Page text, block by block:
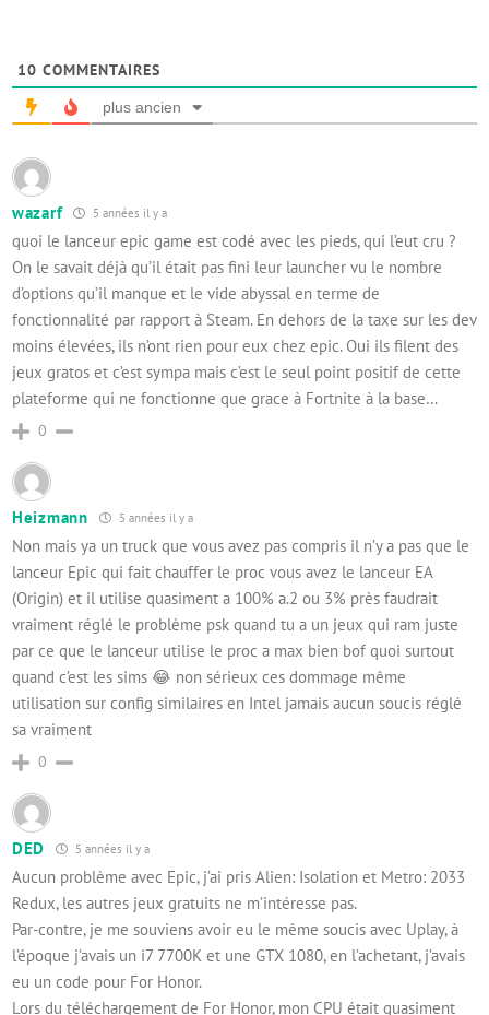
10 COMMENTAIRES
plus ancien
wazarf 5 années il y a
quoi le lanceur epic game est codé avec les pieds, qui l’eut cru ?
On le savait déjà qu’il était pas fini leur launcher vu le nombre
d’options qu’il manque et le vide abyssal en terme de
fonctionnalité par rapport à Steam. En dehors de la taxe sur les dev
moins élevées, ils n’ont rien pour eux chez epic. Oui ils filent des
jeux gratos et c’est sympa mais c’est le seul point positif de cette
plateforme qui ne fonctionne que grace à Fortnite à la base…
0
Heizmann 5 années il y a
Non mais ya un truck que vous avez pas compris il n’y a pas que le
lanceur Epic qui fait chauffer le proc vous avez le lanceur EA
(Origin) et il utilise quasiment a 100% a.2 ou 3% près faudrait
vraiment réglé le problème psk quand tu a un jeux qui ram juste
par ce que le lanceur utilise le proc a max bien bof quoi surtout
quand c’est les sims 😂 non sérieux ces dommage même
utilisation sur config similaires en Intel jamais aucun soucis réglé
sa vraiment
0
DED 5 années il y a
Aucun problème avec Epic, j’ai pris Alien: Isolation et Metro: 2033
Redux, les autres jeux gratuits ne m’intéresse pas.
Par-contre, je me souviens avoir eu le même soucis avec Uplay, à
l’époque j’avais un i7 7700K et une GTX 1080, en l’achetant, j’avais
eu un code pour For Honor.
Lors du téléchargement de For Honor, mon CPU était quasiment